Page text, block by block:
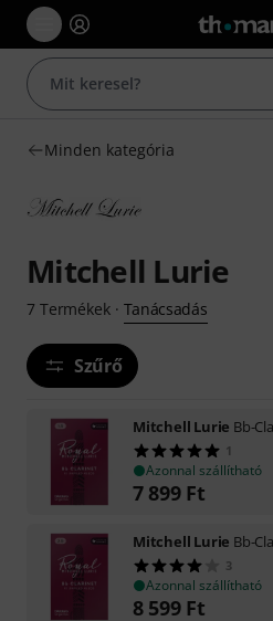
Minden kategória
Mitchell Lurie
7 Termékek· Tanácsadás
Szűrő
Mitchell Lurie Bb-
1
Azonnal szállítható
7 899 Ft
Mitchell Lurie Bb-
3
Azonnal szállítható
8 599 Ft